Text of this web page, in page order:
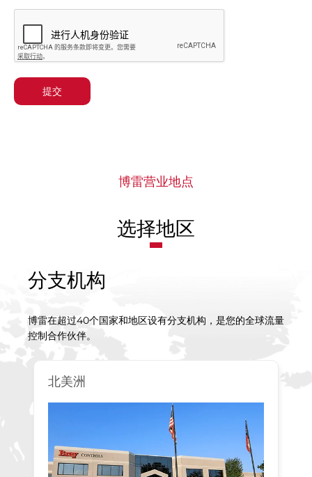
提交
博雷营业地点
选择地区
分支机构
博雷在超过40个国家和地区设有分支机构，是您的全球流量
控制合作伙伴。
北美洲